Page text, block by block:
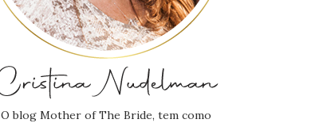
O blog Mother of The Bride, tem como